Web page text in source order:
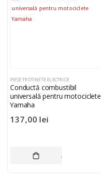
PIESE TROTINETE ELECTRICE
Conductă combustibil
universală pentru motociclete
Yamaha
137,00 lei
ADAUGĂ ÎN COȘ